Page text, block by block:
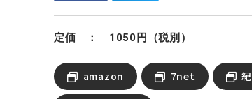
定価 ： 1050円（税別）
amazon 7net